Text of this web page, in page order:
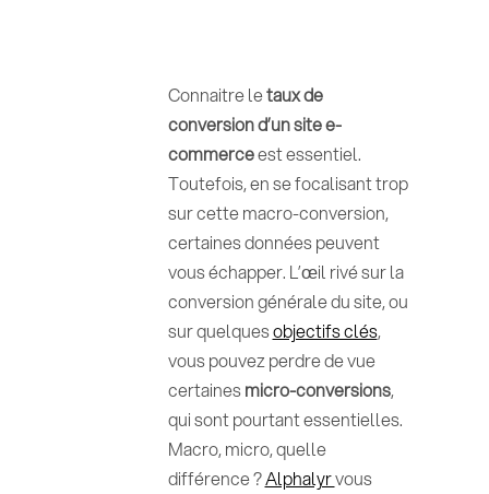
Connaitre letaux de
conversion d’un site e-
commerceest essentiel.
Toutefois, en se focalisant trop
sur cette macro-conversion,
certaines données peuvent
vous échapper. L’œil rivé sur la
conversion générale du site, ou
sur quelquesobjectifs clés,
vous pouvez perdre de vue
certainesmicro-conversions,
qui sont pourtant essentielles.
Macro, micro, quelle
différence ?Alphalyrvous